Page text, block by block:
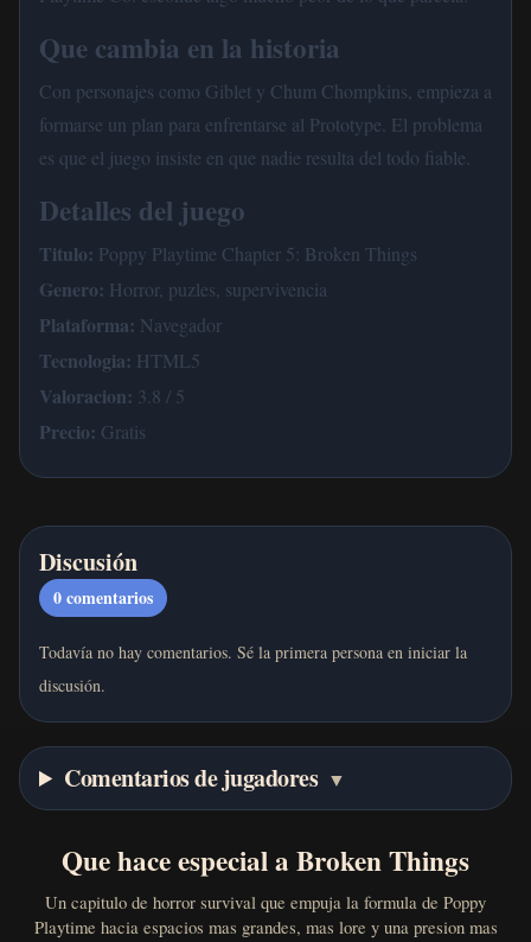
Que cambia en la historia
Con personajes como Giblet y Chum Chompkins, empieza a
formarse un plan para enfrentarse al Prototype. El problema
es que el juego insiste en que nadie resulta del todo fiable.
Detalles del juego
Titulo: Poppy Playtime Chapter 5: Broken Things
Genero: Horror, puzles, supervivencia
Plataforma: Navegador
Tecnologia: HTML5
Valoracion: 3.8 / 5
Precio: Gratis
Discusión
0comentarios
Todavía no hay comentarios. Sé la primera persona en iniciar la
discusión.
Comentarios de jugadores ▼
Que hace especial a Broken Things
Un capitulo de horror survival que empuja la formula de Poppy
Playtime hacia espacios mas grandes, mas lore y una presion mas